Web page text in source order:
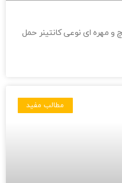
مهره ای نوعی کانتینر حمل
مطالب مفید